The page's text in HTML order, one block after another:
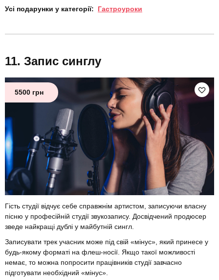
Усі подарунки у категорії: Гастроуроки
Запис синглу
5500 грн
Гість студії відчує себе справжнім артистом, записуючи власну
пісню у професійній студії звукозапису. Досвідчений продюсер
зведе найкращі дублі у майбутній сингл.
Записувати трек учасник може під свій «мінус», який принесе у
будь-якому форматі на флеш-носії. Якщо такої можливості
немає, то можна попросити працівників студії завчасно
підготувати необхідний «мінус».